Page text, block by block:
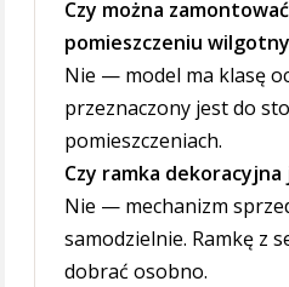
Czy można
pomieszczeniu
Nie — model ma klasę
przeznaczony jest do
pomieszczeniach.
Czy ramka
Nie — mechanizm
samodzielnie. Ramkę z
dobrać osobno.